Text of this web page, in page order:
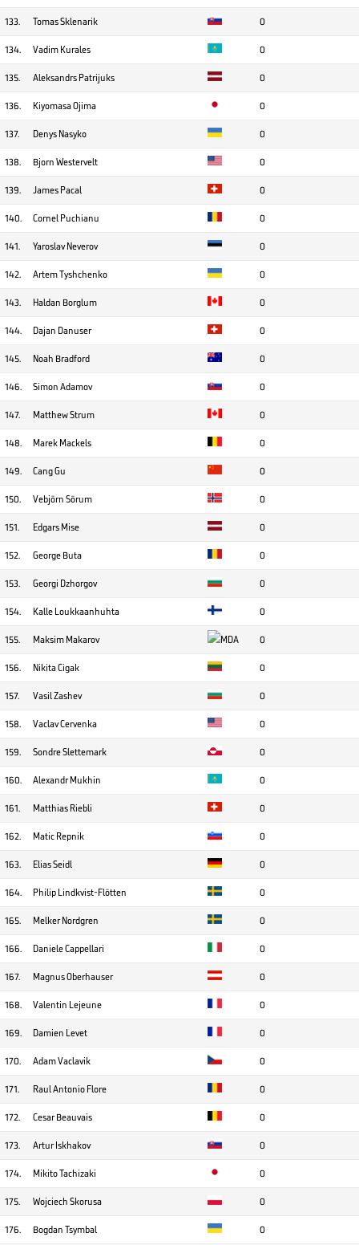
133. Tomas Sklenarik 0
134. Vadim Kurales 0
135. Aleksandrs Patrijuks 0
136. Kiyomasa Ojima 0
137. Denys Nasyko 0
138. Bjorn Westervelt 0
139. James Pacal 0
140. Cornel Puchianu 0
141. Yaroslav Neverov 0
142. Artem Tyshchenko 0
143. Haldan Borglum 0
144. Dajan Danuser 0
145. Noah Bradford 0
146. Simon Adamov 0
147. Matthew Strum 0
148. Marek Mackels 0
149. Cang Gu 0
150. Vebjörn Sörum 0
151. Edgars Mise 0
152. George Buta 0
153. Georgi Dzhorgov 0
154. Kalle Loukkaanhuhta 0
155. Maksim Makarov 0
156. Nikita Cigak 0
157. Vasil Zashev 0
158. Vaclav Cervenka 0
159. Sondre Slettemark 0
160. Alexandr Mukhin 0
161. Matthias Riebli 0
162. Matic Repnik 0
163. Elias Seidl 0
164. Philip Lindkvist-Flötten 0
165. Melker Nordgren 0
166. Daniele Cappellari 0
167. Magnus Oberhauser 0
168. Valentin Lejeune 0
169. Damien Levet 0
170. Adam Vaclavik 0
171. Raul Antonio Flore 0
172. Cesar Beauvais 0
173. Artur Iskhakov 0
174. Mikito Tachizaki 0
175. Wojciech Skorusa 0
176. Bogdan Tsymbal 0